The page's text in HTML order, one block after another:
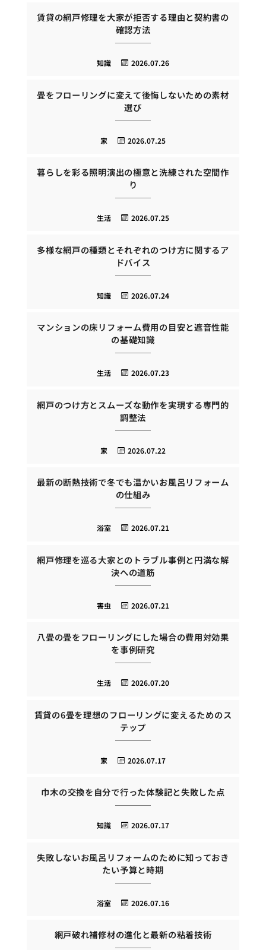
賃貸の網戸修理を大家が拒否する理由と契約書の
確認方法
2026.07.26
知識
畳をフローリングに変えて後悔しないための素材
選び
2026.07.25
家
暮らしを彩る照明演出の極意と洗練された空間作
り
2026.07.25
生活
多様な網戸の種類とそれぞれのつけ方に関するア
ドバイス
2026.07.24
知識
マンションの床リフォーム費用の目安と遮音性能
の基礎知識
2026.07.23
生活
網戸のつけ方とスムーズな動作を実現する専門的
調整法
2026.07.22
家
最新の断熱技術で冬でも温かいお風呂リフォーム
の仕組み
2026.07.21
浴室
網戸修理を巡る大家とのトラブル事例と円満な解
決への道筋
2026.07.21
害虫
八畳の畳をフローリングにした場合の費用対効果
を事例研究
2026.07.20
生活
賃貸の6畳を理想のフローリングに変えるためのス
テップ
2026.07.17
家
巾木の交換を自分で行った体験記と失敗した点
2026.07.17
知識
失敗しないお風呂リフォームのために知っておき
たい予算と時期
2026.07.16
浴室
網戸破れ補修材の進化と最新の粘着技術